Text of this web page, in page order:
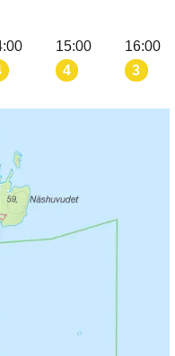
15:00
4
16:00
3